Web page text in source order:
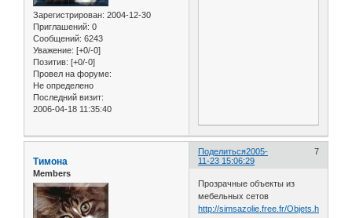
Зарегистрирован: 2004-12-30
Приглашений: 0
Сообщений: 6243
Уважение: [+0/-0]
Позитив: [+0/-0]
Провел на форуме:
Не определено
Последний визит:
2006-04-18 11:35:40
Поделиться 7
2005-
11-23 15:06:29
Тимона
Members
Прозрачные объекты из
мебельных сетов
http://simsazolie.free.fr/Objets.htm